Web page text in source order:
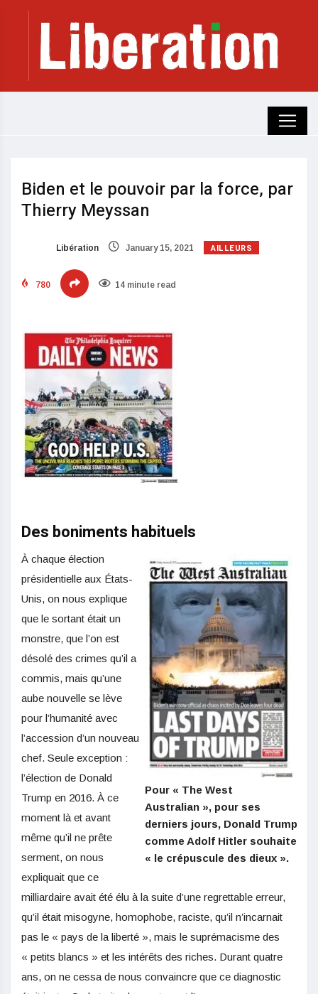
Biden et le pouvoir par la force, par
Thierry Meyssan
Libération January 15, 2021 AILLEURS
780 14 minute read
Des boniments habituels
Pour « The West
Australian », pour ses
derniers jours, Donald Trump
comme Adolf Hitler souhaite
« le crépuscule des dieux ».
À chaque élection
présidentielle aux États-
Unis, on nous explique
que le sortant était un
monstre, que l’on est
désolé des crimes qu’il a
commis, mais qu’une
aube nouvelle se lève
pour l’humanité avec
l’accession d’un nouveau
chef. Seule exception :
l’élection de Donald
Trump en 2016. À ce
moment là et avant
même qu’il ne prête
serment, on nous
expliquait que ce
milliardaire avait été élu à la suite d’une regrettable erreur,
qu’il était misogyne, homophobe, raciste, qu’il n’incarnait
pas le « pays de la liberté », mais le suprémacisme des
« petits blancs » et les intérêts des riches. Durant quatre
ans, on ne cessa de nous convaincre que ce diagnostic